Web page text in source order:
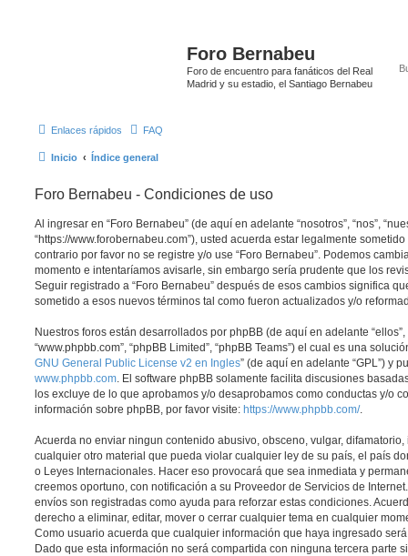
Foro Bernabeu
Foro de encuentro para fanáticos del Real
Madrid y su estadio, el Santiago Bernabeu
Enlaces rápidos FAQ
Inicio Índice general
Foro Bernabeu - Condiciones de uso
Al ingresar en “Foro Bernabeu” (de aquí en adelante “nosotros”, “nos”,
“https://www.forobernabeu.com”), usted acuerda estar legalmente
contrario por favor no se registre y/o use “Foro Bernabeu”. Podemos
momento e intentaríamos avisarle, sin embargo sería prudente que los
Seguir registrado a “Foro Bernabeu” después de esos cambios significa
sometido a esos nuevos términos tal como fueron actualizados y/o
Nuestros foros están desarrollados por phpBB (de aquí en adelante “ellos”,
“www.phpbb.com”, “phpBB Limited”, “phpBB Teams”) el cual es una
GNU General Public License v2 en Ingles” (de aquí en adelante “GPL”) y
www.phpbb.com . El software phpBB solamente facilita discusiones
los excluye de lo que aprobamos y/o desaprobamos como conductas y/o
información sobre phpBB, por favor visite: https://www.phpbb.com/.
Acuerda no enviar ningun contenido abusivo, obsceno, vulgar,
cualquier otro material que pueda violar cualquier ley de su país, el país
o Leyes Internacionales. Hacer eso provocará que sea inmediata y
creemos oportuno, con notificación a su Proveedor de Servicios de
envíos son registradas como ayuda para reforzar estas condiciones.
derecho a eliminar, editar, mover o cerrar cualquier tema en cualquier
Como usuario acuerda que cualquier información que haya ingresado
Dado que esta información no será compartida con ninguna tercera parte